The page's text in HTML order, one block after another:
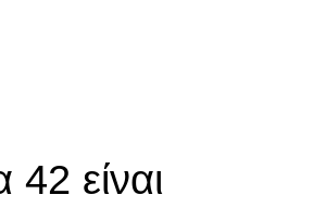
είναι